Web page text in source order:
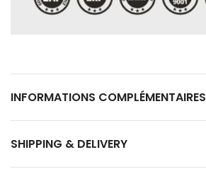
INFORMATIONS COMPLÉMENTAIRES
SHIPPING & DELIVERY